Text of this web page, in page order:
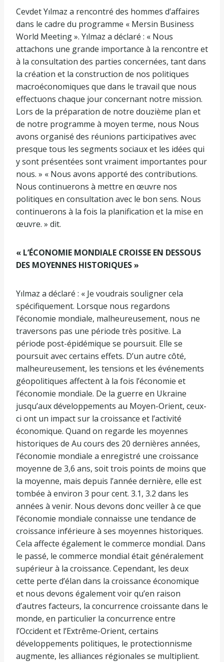
Cevdet Yılmaz a rencontré des hommes d’affaires
dans le cadre du programme « Mersin Business
World Meeting ». Yılmaz a déclaré : « Nous
attachons une grande importance à la rencontre et
à la consultation des parties concernées, tant dans
la création et la construction de nos politiques
macroéconomiques que dans le travail que nous
effectuons chaque jour concernant notre mission.
Lors de la préparation de notre douzième plan et
de notre programme à moyen terme, nous Nous
avons organisé des réunions participatives avec
presque tous les segments sociaux et les idées qui
y sont présentées sont vraiment importantes pour
nous. » « Nous avons apporté des contributions.
Nous continuerons à mettre en œuvre nos
politiques en consultation avec le bon sens. Nous
continuerons à la fois la planification et la mise en
œuvre. » dit.
« L’ÉCONOMIE MONDIALE CROISSE EN DESSOUS
DES MOYENNES HISTORIQUES »
Yılmaz a déclaré : « Je voudrais souligner cela
spécifiquement. Lorsque nous regardons
l’économie mondiale, malheureusement, nous ne
traversons pas une période très positive. La
période post-épidémique se poursuit. Elle se
poursuit avec certains effets. D’un autre côté,
malheureusement, les tensions et les événements
géopolitiques affectent à la fois l’économie et
l’économie mondiale. De la guerre en Ukraine
jusqu’aux développements au Moyen-Orient, ceux-
ci ont un impact sur la croissance et l’activité
économique. Quand on regarde les moyennes
historiques de Au cours des 20 dernières années,
l’économie mondiale a enregistré une croissance
moyenne de 3,6 ans, soit trois points de moins que
la moyenne, mais depuis l’année dernière, elle est
tombée à environ 3 pour cent. 3.1, 3.2 dans les
années à venir. Nous devons donc veiller à ce que
l’économie mondiale connaisse une tendance de
croissance inférieure à ses moyennes historiques.
Cela affecte également le commerce mondial. Dans
le passé, le commerce mondial était généralement
supérieur à la croissance. Cependant, les deux
cette perte d’élan dans la croissance économique
et nous devons également voir qu’en raison
d’autres facteurs, la concurrence croissante dans le
monde, en particulier la concurrence entre
l’Occident et l’Extrême-Orient, certains
développements politiques, le protectionnisme
augmente, les alliances régionales se multiplient.